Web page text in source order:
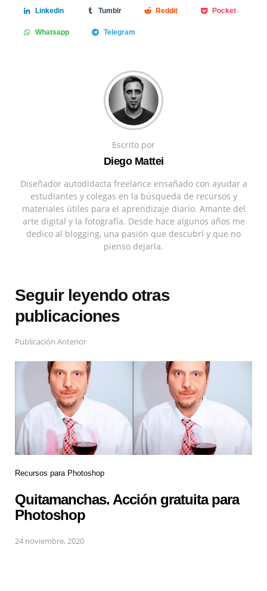
Linkedin Tumblr Reddit Pocket
Whatsapp Telegram
Escrito por
Diego Mattei
Diseñador autodidacta freelance ensañado con ayudar a
estudiantes y colegas en la búsqueda de recursos y
materiales útiles para el aprendizaje diario. Amante del
arte digital y la fotografía. Desde hace algunos años me
dedico al blogging, una pasión que descubrí y que no
pienso dejarla.
Seguir leyendo otras
publicaciones
Publicación Anterior
Recursos para Photoshop
Quitamanchas. Acción gratuita para
Photoshop
24 noviembre, 2020